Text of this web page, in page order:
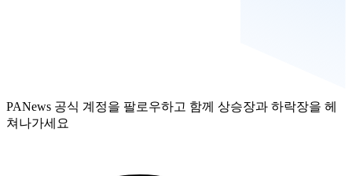
PANews 공식 계정을 팔로우하고 함께 상승장과 하락장을 헤
쳐나가세요